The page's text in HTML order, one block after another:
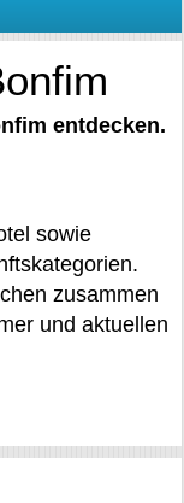
entdecken.
sowie
zusammen
und aktuellen